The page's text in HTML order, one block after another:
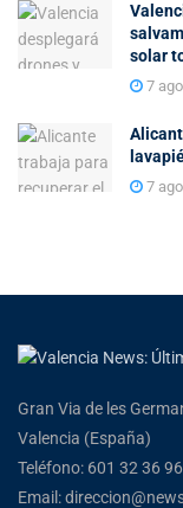
solar
7
7
Gran Via de les
Valencia (España)
Teléfono: 601 32 36 96
Email: